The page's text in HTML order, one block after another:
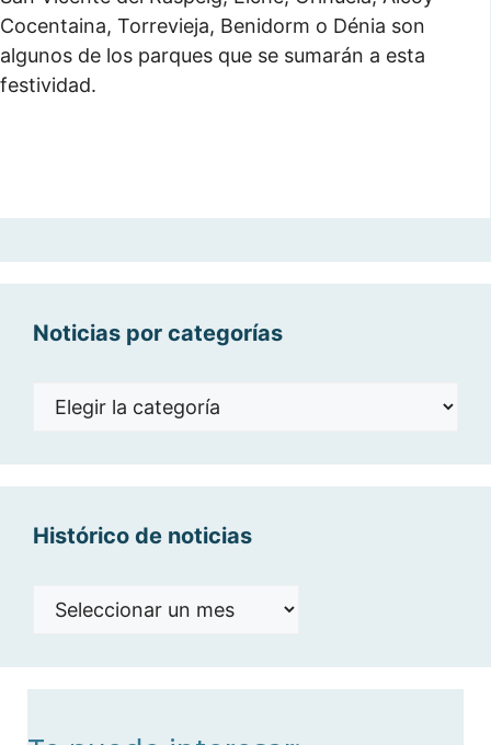
Cocentaina, Torrevieja, Benidorm o Dénia son
algunos de los parques que se sumarán a esta
festividad.
Noticias por categorías
Noticias
Histórico de noticias
Histórico